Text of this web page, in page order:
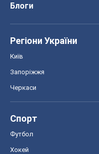
Блоги
Регіони України
Київ
Запоріжжя
Черкаси
Спорт
Футбол
Хокей